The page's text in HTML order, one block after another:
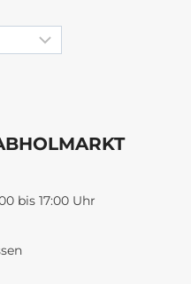
bis 17:00 Uhr